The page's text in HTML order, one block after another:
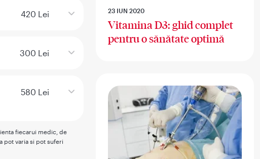
420 Lei
300 Lei
580 Lei
fiecarui medic, de
pot varia si pot suferi
23 IUN 2020
Vitamina D3: ghid complet
pentru o sănătate optimă